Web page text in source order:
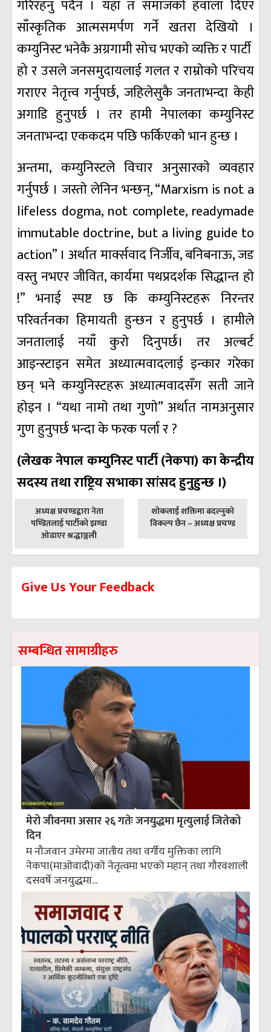
गरिरहनु पर्दैन । यहाँ त समाजकाे हवाला दिएर
साँस्कृतिक आत्मसमर्पण गर्ने खतरा देखियाे ।
कम्युनिस्ट भनेकै अग्रगामी सोच भएकाे व्यक्ति र पार्टी
हो र उसले जनसमुदायलाई गलत र राम्राेकाे परिचय
गराएर नेतृत्त्व गर्नुपर्छ, जहिलेसुकै जनताभन्दा केही
अगाडि हुनुपर्छ । तर हामी नेपालका कम्युनिस्ट
जनताभन्दा एककदम पछि फर्किएकाे भान हुन्छ ।
अन्तमा, कम्युनिस्टले विचार अनुसारकाे व्यवहार
गर्नुपर्छ । जस्ताे लेनिन भन्छन्, “Marxism is not a
lifeless dogma, not complete, readymade
immutable doctrine, but a living guide to
action” । अर्थात मार्क्सवाद निर्जीव, बनिबनाऊ, जड
वस्तु नभएर जीवित, कार्यमा पथप्रदर्शक सिद्धान्त हाे
!” भनाई स्पष्ट छ कि कम्युनिस्टहरू निरन्तर
परिवर्तनका हिमायती हुन्छन र हुनुपर्छ । हामीले
जनतालाई नयाँ कुराे दिनुपर्छ। तर अल्बर्ट
आइन्स्टाइन समेत अध्यात्मवादलाई इन्कार गरेका
छन् भने कम्युनिस्टहरू अध्यात्मवादसँग सती जाने
हाेइन । “यथा नामाे तथा गुणाे” अर्थात नामअनुसार
गुण हुनुपर्छ भन्दा के फरक पर्ला र ?
(लेखक नेपाल कम्युनिस्ट पार्टी (नेकपा) का केन्द्रीय
सदस्य तथा राष्ट्रिय सभाका सांसद हुनुहुन्छ ।)
पछिल्लाे
-
अध्यक्ष प्रचण्डद्वारा नेता
पण्डितलाई पार्टीको झण्डा
ओढाएर श्रद्धाञ्जली
अघिल्लाे
-
शोकलाई शक्तिमा बदल्नुको
विकल्प छैन – अध्यक्ष प्रचण्ड
Give Us Your Feedback
सम्बन्धित सामाग्रीहरु
मेरो जीवनमा असार २६ गतेः जनयुद्धमा मृत्युलाई जितेको
दिन
म नौजवान उमेरमा जातीय तथा वर्गीय मुक्तिका लागि
नेकपा(माओवादी)को नेतृत्वमा भएको महान् तथा गौरवशाली
दसवर्षे जनयुद्धमा...